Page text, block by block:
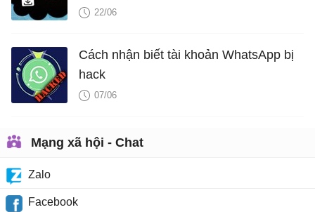
22/06
Cách nhận biết tài khoản WhatsApp bị
hack
07/06
Mạng xã hội - Chat
Zalo
Facebook